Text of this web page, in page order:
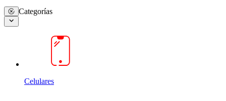
Categorías
Celulares